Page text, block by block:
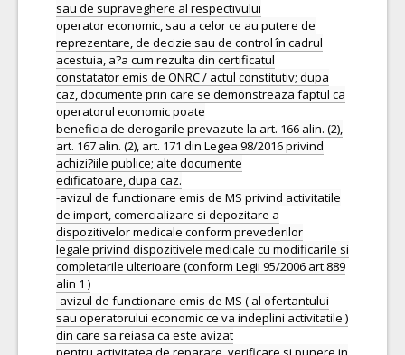
sau de supraveghere al respectivului
operator economic, sau a celor ce au putere de
reprezentare, de decizie sau de control în cadrul
acestuia, a?a cum rezulta din certificatul
constatator emis de ONRC / actul constitutiv; dupa
caz, documente prin care se demonstreaza faptul ca
operatorul economic poate
beneficia de derogarile prevazute la art. 166 alin. (2),
art. 167 alin. (2), art. 171 din Legea 98/2016 privind
achizi?iile publice; alte documente
edificatoare, dupa caz.
-avizul de functionare emis de MS privind activitatile
de import, comercializare si depozitare a
dispozitivelor medicale conform prevederilor
legale privind dispozitivele medicale cu modificarile si
completarile ulterioare (conform Legii 95/2006 art.889
alin 1 )
-avizul de functionare emis de MS ( al ofertantului
sau operatorului economic ce va indeplini activitatile )
din care sa reiasa ca este avizat